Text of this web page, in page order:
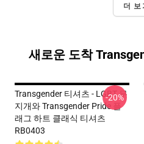
더 보
새로운 도착
Transgender 티셔츠 - LGBT 무
지개와 Transgender Pride 플
래그 하트 클래식 티셔츠
RB0403
-20%